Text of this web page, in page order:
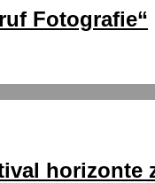
Fotografie“
horizonte